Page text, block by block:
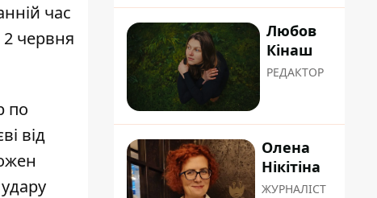
час
2 червня
по
від
Любов
Кінаш
РЕДАКТОР
Олена
Нікітіна
ЖУРНАЛІСТ